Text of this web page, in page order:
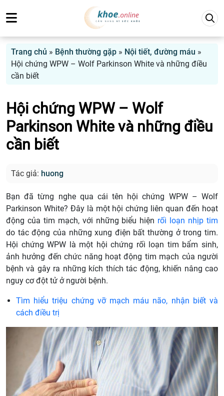
Trang chủ » Bệnh thường gặp » Nội tiết, đường máu »
Hội chứng WPW – Wolf Parkinson White và những điều
cần biết
Hội chứng WPW – Wolf
Parkinson White và những điều
cần biết
Tác giả: huong
Bạn đã từng nghe qua cái tên hội chứng WPW – Wolf
Parkinson White? Đây là một hội chứng liên quan đến hoạt
động của tim mạch, với những biểu hiện rối loạn nhịp tim
do tác động của những xung điện bất thường ở trong tim.
Hội chứng WPW là một hội chứng rối loạn tim bẩm sinh,
ảnh hưởng đến chức năng hoạt động tim mạch của người
bệnh và gây ra những kích thích tác động, khiến nâng cao
nguy cơ đột tử ở người bệnh.
Tìm hiểu triệu chứng vỡ mạch máu não, nhận biết và
cách điều trị